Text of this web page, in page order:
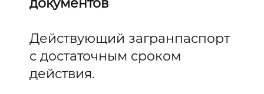
документов
Действующий загранпаспорт
с достаточным сроком
действия.